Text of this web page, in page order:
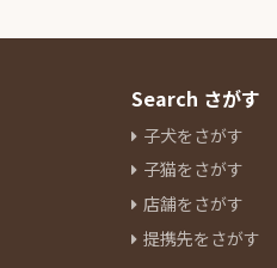
Search さがす
子犬をさがす
子猫をさがす
店舗をさがす
提携先をさがす